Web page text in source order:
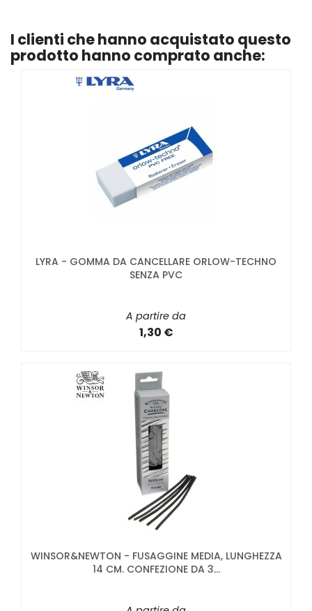
I clienti che hanno acquistato questo
prodotto hanno comprato anche:
LYRA - GOMMA DA CANCELLARE ORLOW-TECHNO
SENZA PVC
A partire da
1,30 €
WINSOR&NEWTON - FUSAGGINE MEDIA, LUNGHEZZA
14 CM. CONFEZIONE DA 3...